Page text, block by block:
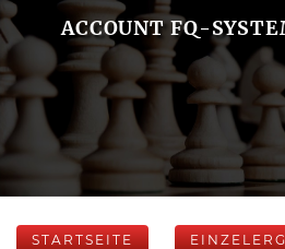
ACCOUNT FQ-
STARTSEITE